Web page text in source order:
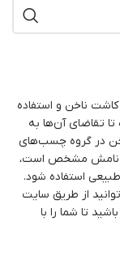
ناخن و استفاده
تقاضای آن‌ها به
در گروه چسب‌های
از نامش مشخص است،
استفاده شود.
از طریق سایت
تا شما را با